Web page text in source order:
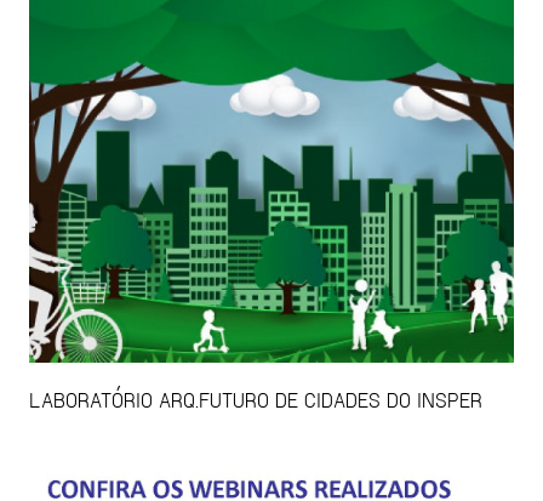
LABORATÓRIO ARQ.FUTURO DE CIDADES DO INSPER